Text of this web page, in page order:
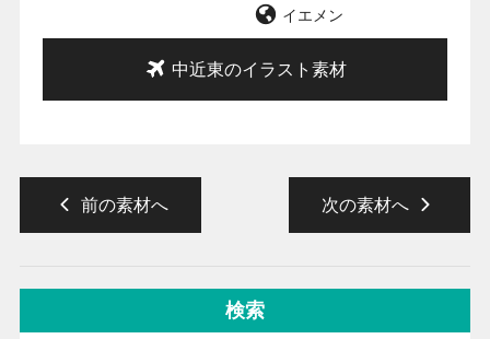
イエメン
中近東のイラスト素材
前の素材へ 次の素材へ
検索